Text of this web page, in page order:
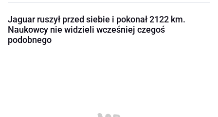
Jaguar ruszył przed siebie i pokonał 2122 km.
Naukowcy nie widzieli wcześniej czegoś
podobnego